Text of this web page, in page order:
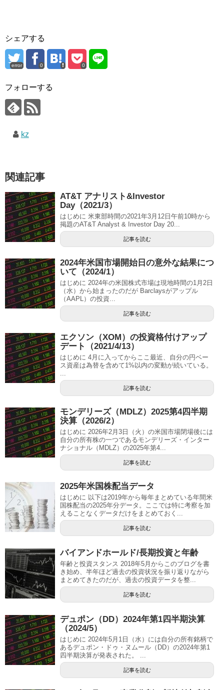
シェアする
error 0 0
フォローする
kz
関連記事
AT&T アナリスト&Investor
Day（2021/3）
はじめに 米東部時間の2021年3月12日午前10時から
掲題のAT&T Analyst & Investor Day 20...
記事を読む
2024年米国市場開始日の意外な結果につ
いて（2024/1）
はじめに 2024年の米国株式市場は現地時間の1月2日
（水）から始まったのだが Barclaysがアップル
（AAPL）の投資...
記事を読む
エクソン（XOM）の投資格付けアップ
デート（2021/4/13）
はじめに 4月に入ってからここ最近、自分の円ベー
ス資産は為替を含めて1%以内の変動が続いている。
...
記事を読む
モンデリーズ（MDLZ）2025第4四半期
決算（2026/2）
はじめに 2026年2月3日（火）の米国市場閉場後には
自分の所有株の一つであるモンデリーズ・インター
ナショナル（MDLZ）の2025年第4...
記事を読む
2025年米国株配当データ
はじめに 以下は2019年から毎年まとめている年間米
国株配当の2025年分データ。ここでは特に考察を加
えることなくデータだけをまとめておく...
記事を読む
バイアンドホールド/長期投資と年齢
年齢と投資スタンス 2018年5月からこのブログを書
き始め、半年ほど過去の投資状況を振り返りながら
まとめてきたのだが、過去の投資データを整...
記事を読む
デュポン（DD）2024年第1四半期決算
（2024/5）
はじめに 2024年5月1日（水）には自分の所有銘柄で
あるデュポン・ドゥ・ヌムール（DD）の2024年第1
四半期決算が発表された。 ...
記事を読む